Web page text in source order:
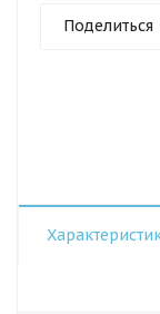
Поделиться